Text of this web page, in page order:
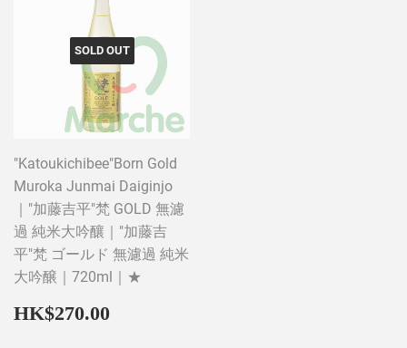
SOLD OUT
"Katoukichibee"Born Gold
Muroka Junmai Daiginjo
｜"加藤吉平"梵 GOLD 無濾
過 純米大吟釀｜"加藤吉
平"梵 ゴールド 無濾過 純米
大吟醸｜720ml｜★
Regular
price
HK$270.00